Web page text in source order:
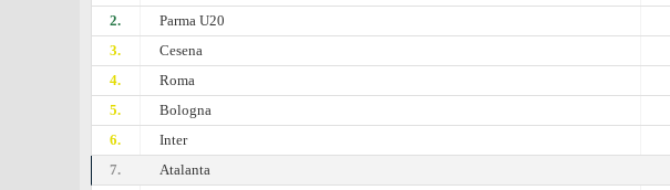
2.
Parma U20
3.
Cesena
4.
Roma
5.
Bologna
6.
Inter
7.
Atalanta